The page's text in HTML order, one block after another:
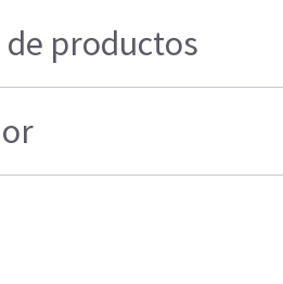
productos